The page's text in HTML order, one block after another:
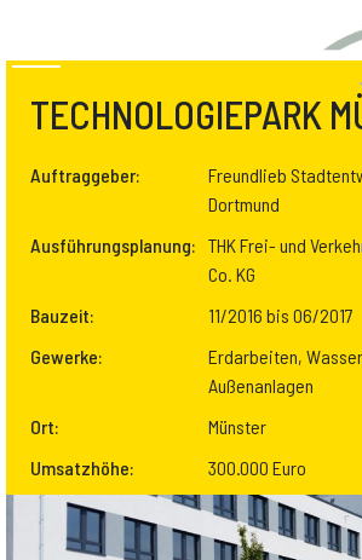
TECHNOLOGIEPARK
Auftraggeber:
Freundlieb
Dortmund
Ausführungsplanung: THK Frei- und
Co. KG
Bauzeit:
11/2016 bis 06/2017
Gewerke:
Erdarbeiten,
Außenanlagen
Ort:
Münster
Umsatzhöhe:
300.000 Euro